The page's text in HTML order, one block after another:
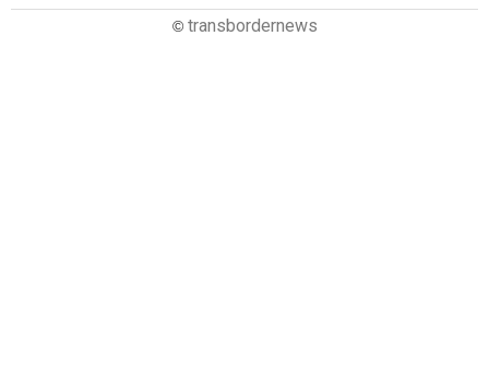
© transbordernews